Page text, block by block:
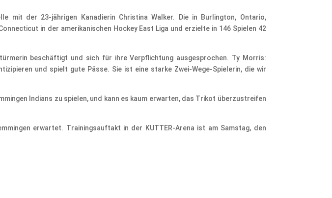
mit der 23-jährigen Kanadierin Christina Walker. Die in Burlington, Ontario,
in der amerikanischen Hockey East Liga und erzielte in 146 Spielen 42
beschäftigt und sich für ihre Verpflichtung ausgesprochen. Ty Morris:
und spielt gute Pässe. Sie ist eine starke Zwei-Wege-Spielerin, die wir
Indians zu spielen, und kann es kaum erwarten, das Trikot überzustreifen
erwartet. Trainingsauftakt in der KUTTER-Arena ist am Samstag, den